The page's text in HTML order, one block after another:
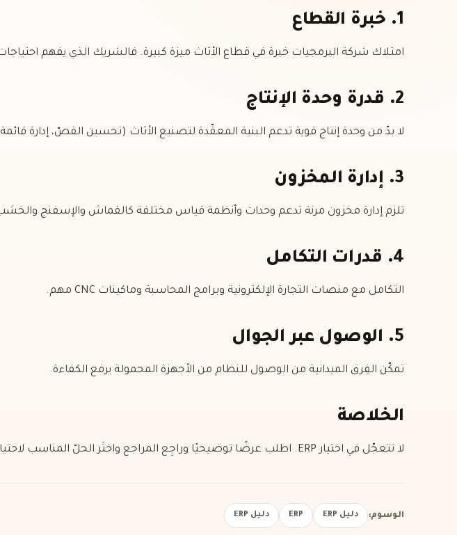
1. خبرة القطاع
امتلاك شركة البرمجيات خبرة في قطاع الأثاث ميزة كبيرة. فالشريك الذي يفهم
2. قدرة وحدة الإنتاج
لا بدّ من وحدة إنتاج قوية تدعم البنية المعقّدة لتصنيع الأثاث (تحسين القصّ، إدارة قائمة
3. إدارة المخزون
تلزم إدارة مخزون مرنة تدعم وحدات وأنظمة قياس مختلفة كالقماش والإسفنج
4. قدرات التكامل
التكامل مع منصات التجارة الإلكترونية وبرامج المحاسبة وماكينات CNC مهم.
5. الوصول عبر الجوال
تمكّن الفِرق الميدانية من الوصول للنظام من الأجهزة المحمولة يرفع الكفاءة.
الخلاصة
لا تتعجّل في اختيار ERP. اطلب عرضًا توضيحيًا وراجِع المراجع واختَر الحلّ المناسب لاحتياجات عملك الخاصة.
الوسوم: دليل ERP ERP دليل ERP